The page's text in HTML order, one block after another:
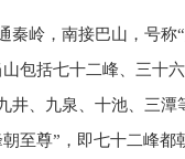
秦岭，南接巴山，号称
包括七十二峰、三十
井、九泉、十池、三潭
朝至尊”，即七十二峰都